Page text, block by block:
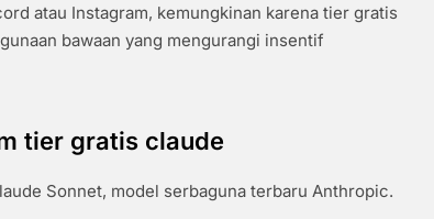
atau Instagram, kemungkinan karena tier gratis
bawaan yang mengurangi insentif
tier gratis claude
Sonnet, model serbaguna terbaru Anthropic.